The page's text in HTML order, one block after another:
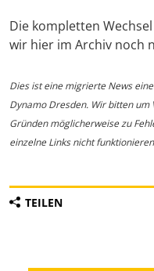
Die kompletten
wir hier im Archiv noch
Dies ist eine migrierte News
Dynamo Dresden. Wir bitten um
Gründen möglicherweise zu
einzelne Links nicht
TEILEN